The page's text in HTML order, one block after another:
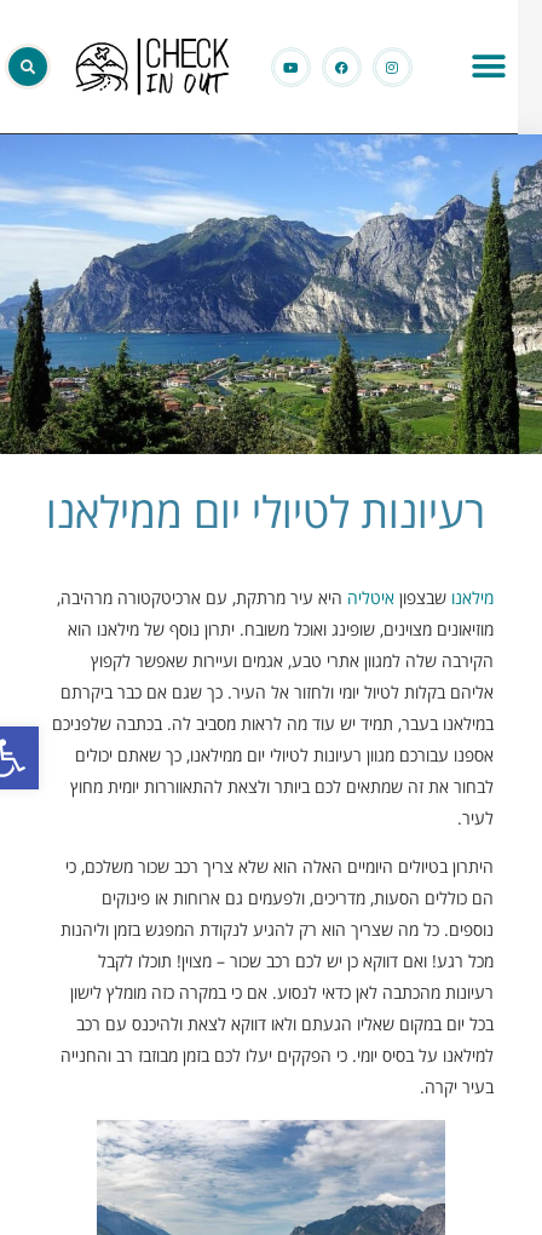
פתח
רעיונות לטיולי יום ממילאנו
מילאנושבצפוןאיטליההיא עיר מרתקת, עם ארכיטקטורה מרהיבה,
מוזיאונים מצוינים, שופינג ואוכל משובח. יתרון נוסף של מילאנו הוא
הקירבה שלה למגוון אתרי טבע, אגמים ועיירות שאפשר לקפוץ
אליהם בקלות לטיול יומי ולחזור אל העיר. כך שגם אם כבר ביקרתם
במילאנו בעבר, תמיד יש עוד מה לראות מסביב לה. בכתבה שלפניכם
אספנו עבורכם מגוון רעיונות לטיולי יום ממילאנו, כך שאתם יכולים
לבחור את זה שמתאים לכם ביותר ולצאת להתאווררות יומית מחוץ
לעיר.
היתרון בטיולים היומיים האלה הוא שלא צריך רכב שכור משלכם, כי
הם כוללים הסעות, מדריכים, ולפעמים גם ארוחות או פינוקים
נוספים. כל מה שצריך הוא רק להגיע לנקודת המפגש בזמן וליהנות
מכל רגע! ואם דווקא כן יש לכם רכב שכור – מצוין! תוכלו לקבל
רעיונות מהכתבה לאן כדאי לנסוע. אם כי במקרה כזה מומלץ לישון
בכל יום במקום שאליו הגעתם ולאו דווקא לצאת ולהיכנס עם רכב
למילאנו על בסיס יומי. כי הפקקים יעלו לכם בזמן מבוזבז רב והחנייה
בעיר יקרה.